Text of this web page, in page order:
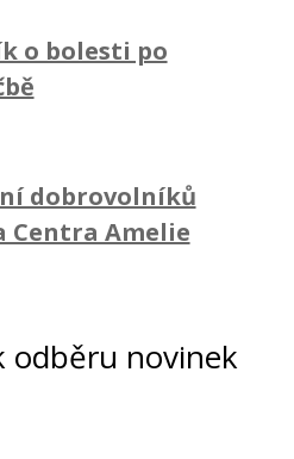
o bolesti po
dobrovolníků
Centra Amelie
odběru novinek